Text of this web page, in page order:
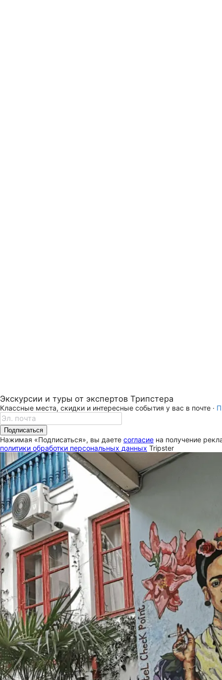
Экскурсии и туры от экспертов Трипстера
Классные места, скидки и интересные события у вас в почте ·
Подписаться
Нажимая «Подписаться», вы даете согласие на получение
политики обработки персональных данных Tripster